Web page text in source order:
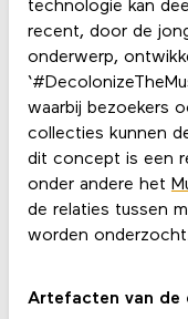
technologie kan
recent, door de
onderwerp,
waarbij bezoekers
collecties kunnen
dit concept is een
onder andere het
de relaties tussen
worden
Artefacten van de